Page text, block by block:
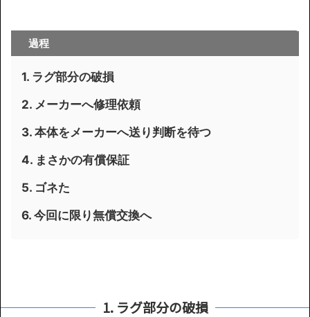
過程
1. ラグ部分の破損
2. メーカーへ修理依頼
3. 本体をメーカーへ送り判断を待つ
4. まさかの有償保証
5. ゴネた
6. 今回に限り無償交換へ
1. ラグ部分の破損